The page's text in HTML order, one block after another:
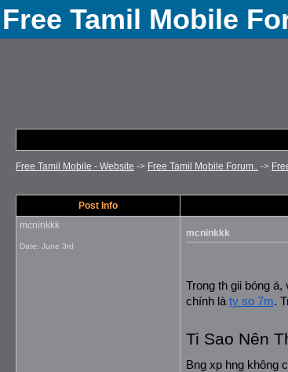
Free Tamil Mobile
Free Tamil Mobile - Website -> Free Tamil Mobile Forum.. ->
Post Info
mcninkkk
Date: June 3rd
mcninkkk
Trong th gii bóng
chính là ty so 7m.
Ti Sao Nên
Bng xp hng không